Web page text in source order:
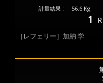
計量結果 : 56.6 Kg
1 R
［レフェリー］加納 学